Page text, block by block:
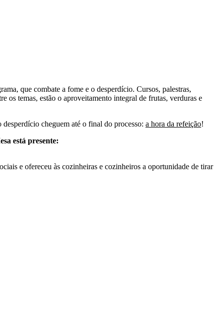
que combate a fome e o desperdício. Cursos, palestras,
os temas, estão o aproveitamento integral de frutas, verduras e
cheguem até o final do processo: a hora da refeição!
está presente:
e ofereceu às cozinheiras e cozinheiros a oportunidade de tirar